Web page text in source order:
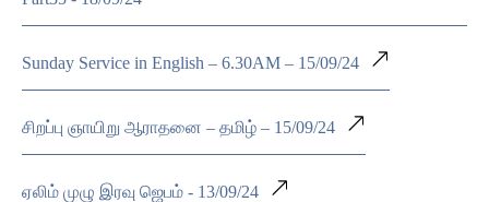
Sunday Service in English – 6.30AM – 15/09/24
சிறப்பு ஞாயிறு ஆராதனை – தமிழ் – 15/09/24
ஏலிம் முழு இரவு ஜெபம் - 13/09/24